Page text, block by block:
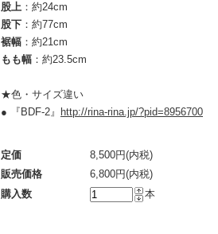
股上 ：約24cm
股下 ：約77cm
裾幅 ：約21cm
もも幅 ：約23.5cm
★色・サイズ違い
● 『BDF-2』
http://rina-rina.jp/?pid=8956700
定価
8,500円(内税)
販売価格
6,800円(内税)
購入数
本